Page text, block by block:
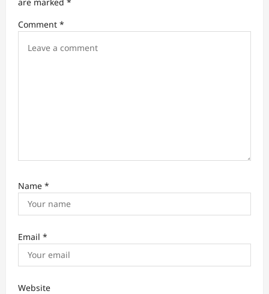
i
Comment *
Name *
Email *
Website